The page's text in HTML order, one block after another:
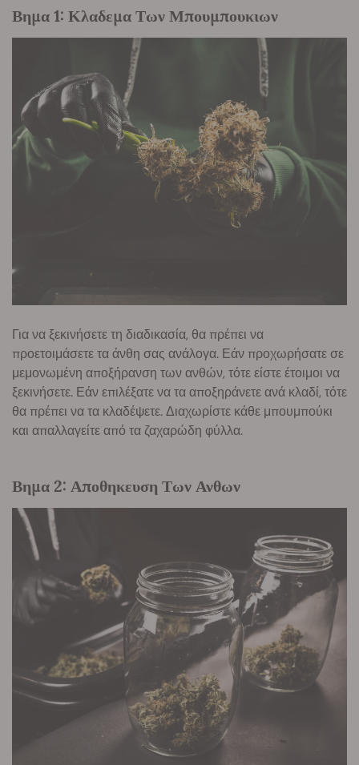
Βημα 1: Κλαδεμα Των Μπουμπουκιων
Για να ξεκινήσετε τη διαδικασία, θα πρέπει να
προετοιμάσετε τα άνθη σας ανάλογα. Εάν προχωρήσατε σε
μεμονωμένη αποξήρανση των ανθών, τότε είστε έτοιμοι να
ξεκινήσετε. Εάν επιλέξατε να τα αποξηράνετε ανά κλαδί, τότε
θα πρέπει να τα κλαδέψετε. Διαχωρίστε κάθε μπουμπούκι
και απαλλαγείτε από τα ζαχαρώδη φύλλα.
Βημα 2: Αποθηκευση Των Ανθων